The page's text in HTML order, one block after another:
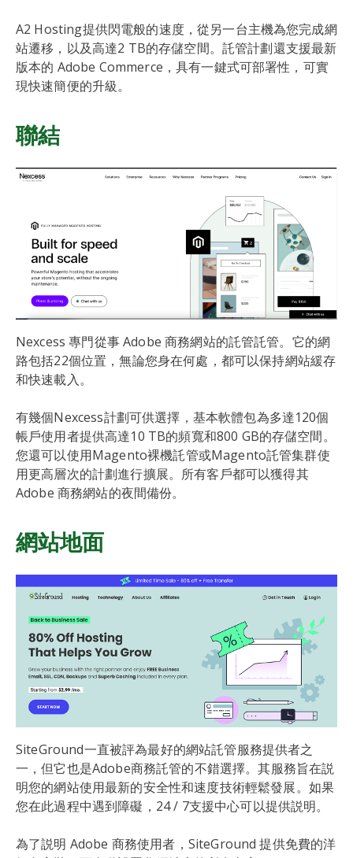
A2 Hosting提供閃電般的速度，從另一台主機為您完成網
站遷移，以及高達2 TB的存儲空間。託管計劃還支援最新
版本的 Adobe Commerce，具有一鍵式可部署性，可實
現快速簡便的升級。
聯結
Nexcess 專門從事 Adobe 商務網站的託管託管。它的網
路包括22個位置，無論您身在何處，都可以保持網站緩存
和快速載入。
有幾個Nexcess計劃可供選擇，基本軟體包為多達120個
帳戶使用者提供高達10 TB的頻寬和800 GB的存儲空間。
您還可以使用Magento裸機託管或Magento託管集群使
用更高層次的計劃進行擴展。所有客戶都可以獲得其
Adobe 商務網站的夜間備份。
網站地面
SiteGround一直被評為最好的網站託管服務提供者之
一，但它也是Adobe商務託管的不錯選擇。其服務旨在説
明您的網站使用最新的安全性和速度技術輕鬆發展。如果
您在此過程中遇到障礙，24 / 7支援中心可以提供説明。
為了説明 Adobe 商務使用者，SiteGround 提供免費的洋